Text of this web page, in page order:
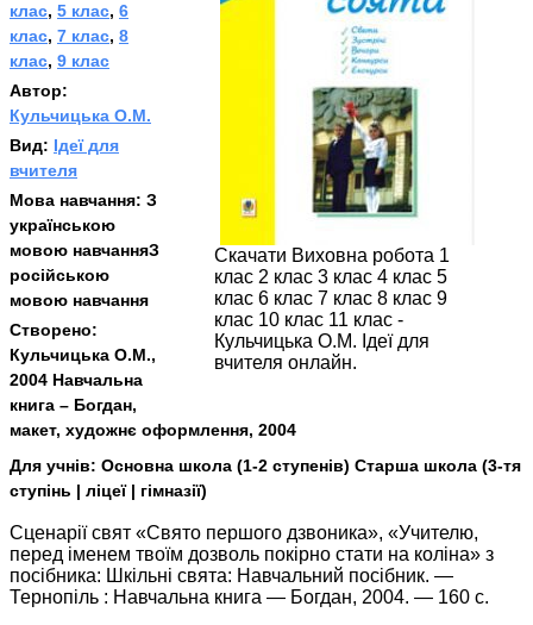
Скачати Виховна робота 1
клас 2 клас 3 клас 4 клас 5
клас 6 клас 7 клас 8 клас 9
клас 10 клас 11 клас -
Кульчицька О.М. Ідеї для
вчителя онлайн.
клас, 5 клас, 6
клас, 7 клас, 8
клас, 9 клас
Автор:
Кульчицька О.М.
Вид: Ідеї для
вчителя
Мова навчання: З
українською
мовою навчанняЗ
російською
мовою навчання
Створено:
Кульчицька О.М.,
2004 Навчальна
книга – Богдан,
макет, художнє оформлення, 2004
Для учнів: Основна школа (1-2 ступенів) Старша школа (3-тя
ступінь | ліцеї | гімназії)
Сценарії свят «Свято першого дзвоника», «Учителю,
перед іменем твоїм дозволь покірно стати на коліна» з
посібника: Шкільні свята: Навчальний посібник. —
Тернопіль : Навчальна книга — Богдан, 2004. — 160 с.